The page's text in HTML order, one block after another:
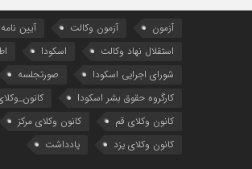
آزمون آزمون وکالت آیین
استقلال نهاد وکالت
اسکودا
شورای اجرایی اسکودا
صورتجلسه
کارگروه حقوق بشر اسکودا
کانون وکلای قم
کانون وکلای مرکز
کانون وکلای یزد
یادداشت